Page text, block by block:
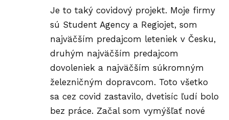
Je to taký covidový projekt. Moje firmy
sú Student Agency a Regiojet, som
najväčším predajcom leteniek v Česku,
druhým najväčším predajcom
dovoleniek a najväčším súkromným
železničným dopravcom. Toto všetko
sa cez covid zastavilo, dvetisíc ľudí bolo
bez práce. Začal som vymýšľať nové